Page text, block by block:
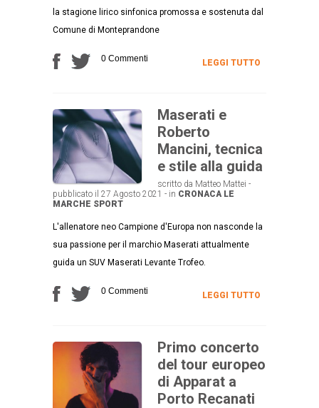
la stagione lirico sinfonica promossa e sostenuta dal
Comune di Monteprandone
0 Commenti LEGGI TUTTO
Maserati e
Roberto
Mancini, tecnica
e stile alla guida
scritto da Matteo Mattei -
pubblicato il 27 Agosto 2021 - in CRONACA LE
MARCHE SPORT
L'allenatore neo Campione d'Europa non nasconde la
sua passione per il marchio Maserati attualmente
guida un SUV Maserati Levante Trofeo.
0 Commenti LEGGI TUTTO
Primo concerto
del tour europeo
di Apparat a
Porto Recanati